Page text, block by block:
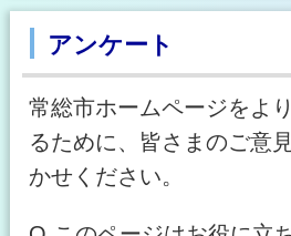
アンケート
常総市ホームページをよ
るために、皆さまのご意
かせください。